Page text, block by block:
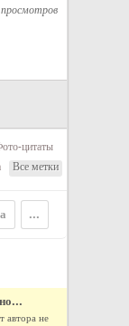
просмотров
цитаты
Все метки
...
автора не